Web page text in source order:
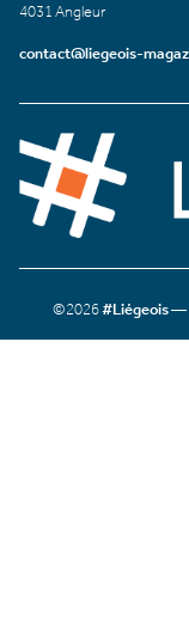
4031 Angleur
contact@liegeois-
©2026#Liégeois—